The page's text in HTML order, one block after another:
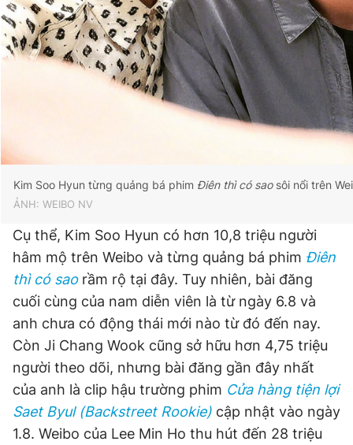
Kim Soo Hyun từng quảng bá phim Điên thì có sao sôi nổi trên
ẢNH: WEIBO NV
Cụ thể, Kim Soo Hyun có hơn 10,8 triệu người
hâm mộ trên Weibo và từng quảng bá phim Điên
thì có saorầm rộ tại đây. Tuy nhiên, bài đăng
cuối cùng của nam diễn viên là từ ngày 6.8 và
anh chưa có động thái mới nào từ đó đến nay.
Còn Ji Chang Wook cũng sở hữu hơn 4,75 triệu
người theo dõi, nhưng bài đăng gần đây nhất
của anh là clip hậu trường phim Cửa hàng tiện lợi
Saet Byul (Backstreet Rookie) cập nhật vào ngày
1.8. Weibo của Lee Min Ho thu hút đến 28 triệu